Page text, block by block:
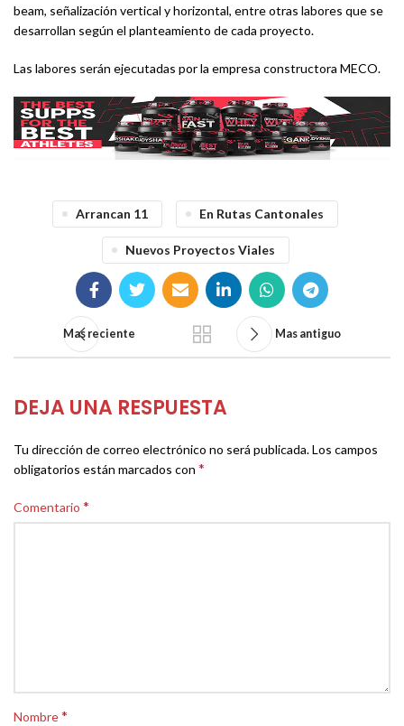
beam, señalización vertical y horizontal, entre otras labores que se
desarrollan según el planteamiento de cada proyecto.
Las labores serán ejecutadas por la empresa constructora MECO.
Arrancan 11 En Rutas Cantonales
Nuevos Proyectos Viales
Mas reciente Mas antiguo
DEJA UNA RESPUESTA
Tu dirección de correo electrónico no será publicada.Los campos
obligatorios están marcados con *
Comentario *
Nombre*